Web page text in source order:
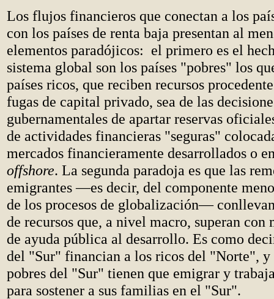
Los flujos financieros que conectan a los
con los países de renta baja presentan al
elementos paradójicos: el primero es el
sistema global son los países "pobres" los
países ricos, que reciben recursos
fugas de capital privado, sea de las
gubernamentales de apartar reservas
de actividades financieras "seguras"
mercados financieramente desarrollados o
offshore. La segunda paradoja es que las
emigrantes —es decir, del componente
de los procesos de globalización—
de recursos que, a nivel macro, superan con
de ayuda pública al desarrollo. Es como
del "Sur" financian a los ricos del "Norte", y
pobres del "Sur" tienen que emigrar y
para sostener a sus familias en el "Sur".